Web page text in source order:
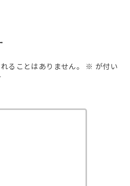
ることはありません。 ※ が付い